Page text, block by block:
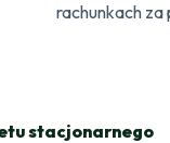
rachunkach za
stacjonarnego